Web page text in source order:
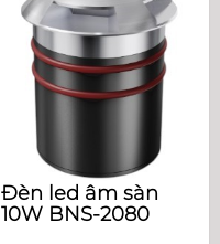
Đèn led âm sàn
10W BNS-2080